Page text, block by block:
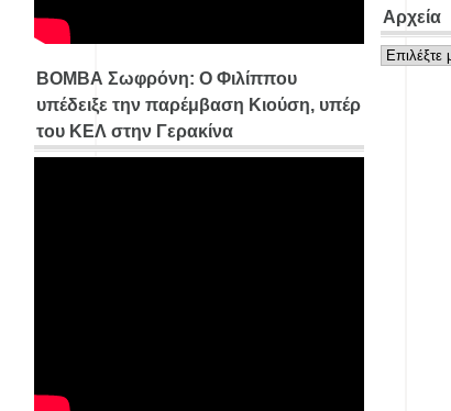
ΒΟΜΒΑ Σωφρόνη: Ο Φιλίππου
υπέδειξε την παρέμβαση Κιούση, υπέρ
του ΚΕΛ στην Γερακίνα
Αρχεία
Αρχεία